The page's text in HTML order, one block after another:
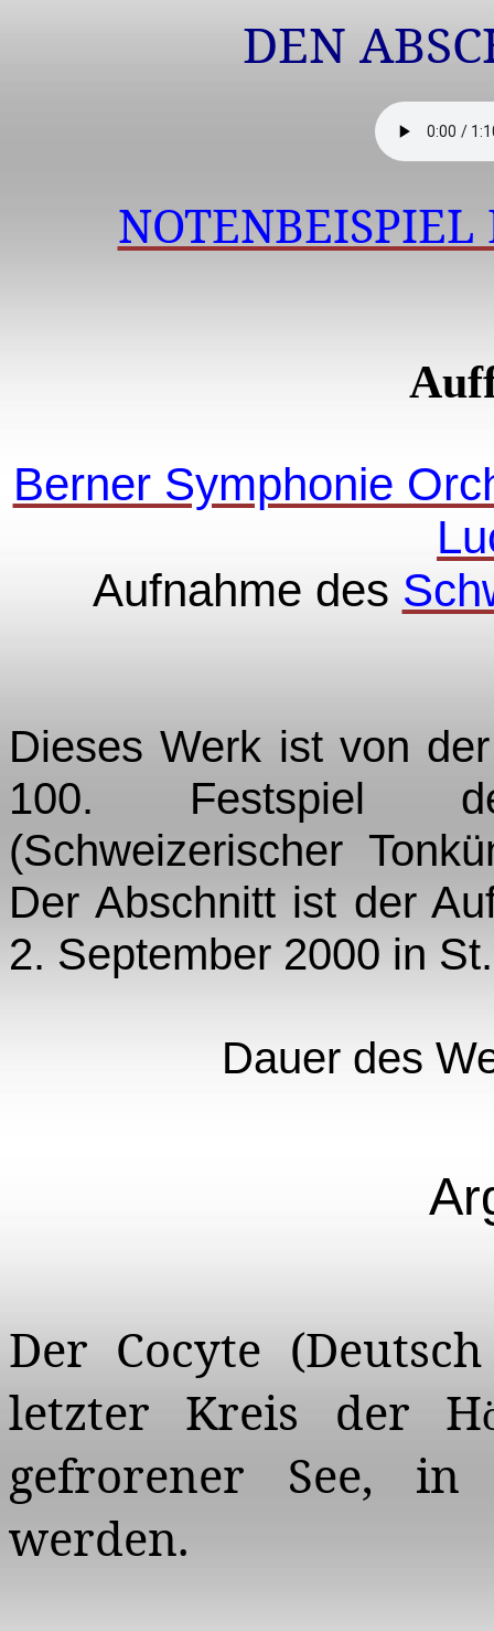
DEN
NOTENBEISPIEL
Berner Symphonie
Aufnahme des
Dieses Werk ist von
100. Festspiel
(Schweizerischer
Der Abschnitt ist der
2. September 2000 in
Dauer des
Der Cocyte (
letzter Kreis der H
gefrorener See,
werden.